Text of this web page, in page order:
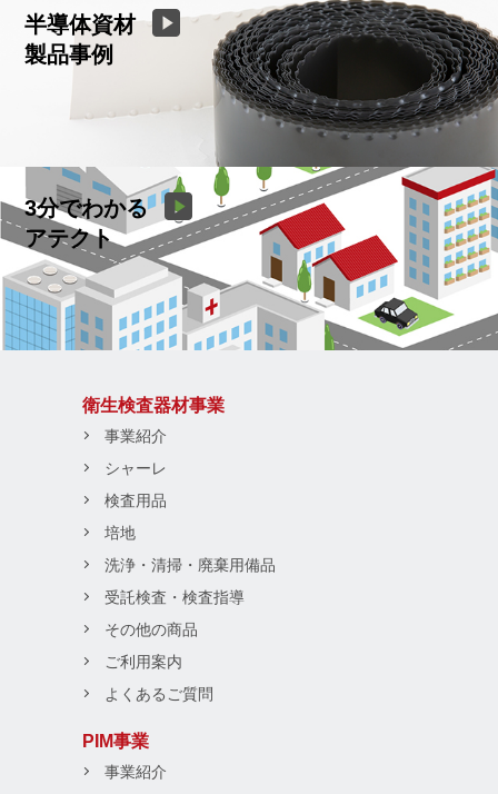
半導体資材
製品事例
3分でわかる
アテクト
衛生検査器材事業
事業紹介
シャーレ
検査用品
培地
洗浄・清掃・廃棄用備品
受託検査・検査指導
その他の商品
ご利用案内
よくあるご質問
PIM事業
事業紹介